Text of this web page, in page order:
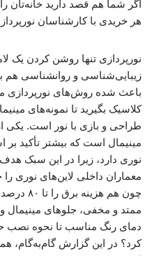
اگر شما هم قصد دارید خانه‌تان
هر خریدی با کارشناسان
نورپردازی تنها روشن کردن یک
زیبایی‌شناسی و روانشناسی هم
باعث شده روش‌های نورپردازی
کلاسیک بگیرید تا نمونه‌های
طراحی و بازی با نور است. یکی
مینیمال است که بیشتر تأکید
نوری دارد، زیرا در این سبک
معماران داخلی لاین‌های نوری
چون هم
ممتد و مخفی، جلوهای مینیمال
دمای رنگ مناسب تا نحوه نصب
کرد؟ در این گزارش گام‌به‌گام،